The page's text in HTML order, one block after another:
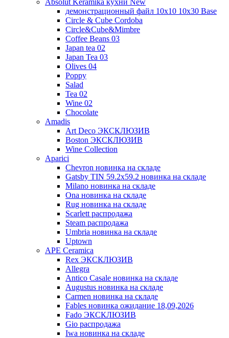
Absolut Keramika кухни New
демонстрационный файл 10x10 10x30 Base
Circle & Cube Cordoba
Circle&Cube&Mimbre
Coffee Beans 03
Japan tea 02
Japan Tea 03
Olives 04
Poppy
Salad
Tea 02
Wine 02
Chocolate
Amadis
Art Deco ЭКСКЛЮЗИВ
Boston ЭКСКЛЮЗИВ
Wine Collection
Aparici
Chevron новинка на складе
Gatsby TIN 59.2x59.2 новинка на складе
Milano новинка на складе
Ona новинка на складе
Rug новинка на складе
Scarlett распродажа
Steam распродажа
Umbria новинка на складе
Uptown
APE Ceramica
Rex ЭКСКЛЮЗИВ
Allegra
Antico Casale новинка на складе
Augustus новинка на складе
Carmen новинка на складе
Fables новинка ожидание 18,09,2026
Fado ЭКСКЛЮЗИВ
Gio распродажа
Iwa новинка на складе